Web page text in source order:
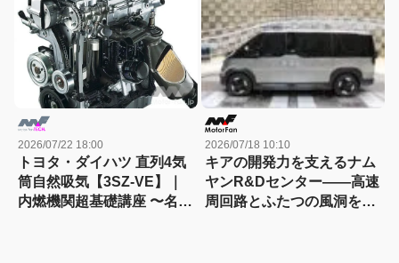
2026/07/22 18:00
トヨタ・ダイハツ 直列4気
筒自然吸気【3SZ-VE】｜
内燃機関超基礎講座 〜名作
2026/07/18 10:10
キアの開発力を支えるナム
ヤンR&Dセンター――高速
周回路とふたつの風洞を訪